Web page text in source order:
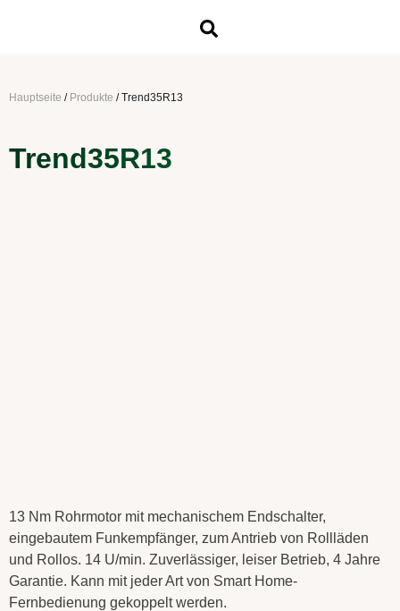
Hauptseite / Produkte /Trend35R13
Trend35R13
13 Nm Rohrmotor mit mechanischem Endschalter,
eingebautem Funkempfänger, zum Antrieb von Rollläden
und Rollos. 14 U/min. Zuverlässiger, leiser Betrieb, 4 Jahre
Garantie. Kann mit jeder Art von Smart Home-
Fernbedienung gekoppelt werden.